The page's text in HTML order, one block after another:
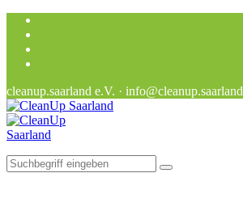
cleanup.saarland e.V. · info@cleanup.saarland